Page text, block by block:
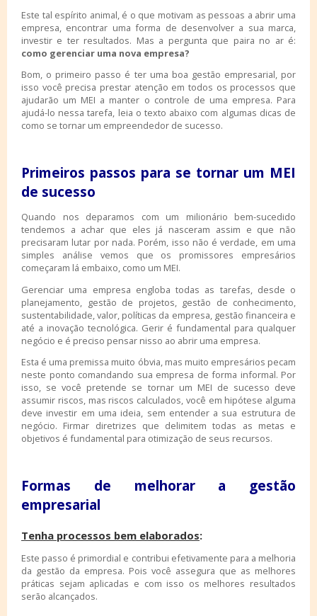
Este tal espírito animal, é o que motivam as pessoas a abrir uma
empresa, encontrar uma forma de desenvolver a sua marca,
investir e ter resultados. Mas a pergunta que paira no ar é:
como gerenciar uma nova empresa?
Bom, o primeiro passo é ter uma boa gestão empresarial, por
isso você precisa prestar atenção em todos os processos que
ajudarão um MEI a manter o controle de uma empresa. Para
ajudá-lo nessa tarefa, leia o texto abaixo com algumas dicas de
como se tornar um empreendedor de sucesso.
Primeiros passos para se tornar um MEI
de sucesso
Quando nos deparamos com um milionário bem-sucedido
tendemos a achar que eles já nasceram assim e que não
precisaram lutar por nada. Porém, isso não é verdade, em uma
simples análise vemos que os promissores empresários
começaram lá embaixo, como um MEI.
Gerenciar uma empresa engloba todas as tarefas, desde o
planejamento, gestão de projetos, gestão de conhecimento,
sustentabilidade, valor, políticas da empresa, gestão financeira e
até a inovação tecnológica. Gerir é fundamental para qualquer
negócio e é preciso pensar nisso ao abrir uma empresa.
Esta é uma premissa muito óbvia, mas muito empresários pecam
neste ponto comandando sua empresa de forma informal. Por
isso, se você pretende se tornar um MEI de sucesso deve
assumir riscos, mas riscos calculados, você em hipótese alguma
deve investir em uma ideia, sem entender a sua estrutura de
negócio. Firmar diretrizes que delimitem todas as metas e
objetivos é fundamental para otimização de seus recursos.
Formas de melhorar a gestão
empresarial
Tenha processos bem elaborados:
Este passo é primordial e contribui efetivamente para a melhoria
da gestão da empresa. Pois você assegura que as melhores
práticas sejam aplicadas e com isso os melhores resultados
serão alcançados.